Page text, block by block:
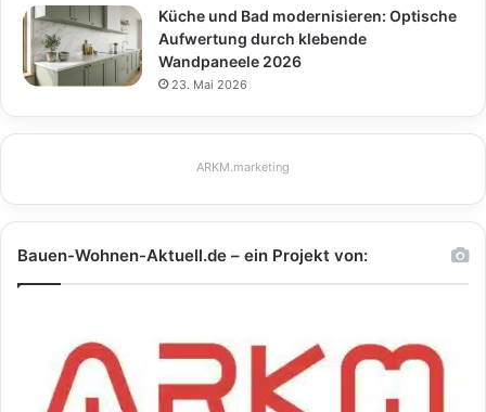
Küche und Bad modernisieren: Optische
Aufwertung durch klebende
Wandpaneele 2026
23. Mai 2026
ARKM.marketing
Bauen-Wohnen-Aktuell.de – ein Projekt von: